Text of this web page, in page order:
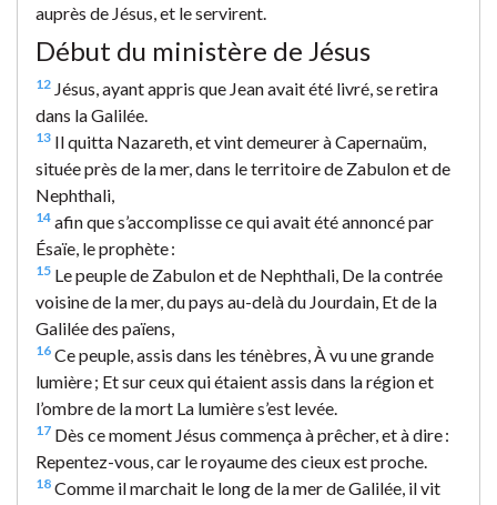
auprès de Jésus, et le servirent.
Début du ministère de Jésus
12 Jésus, ayant appris que Jean avait été livré, se retira
dans la Galilée.
13 Il quitta Nazareth, et vint demeurer à Capernaüm,
située près de la mer, dans le territoire de Zabulon et de
Nephthali,
14 afin que s’accomplisse ce qui avait été annoncé par
Ésaïe, le prophète :
15 Le peuple de Zabulon et de Nephthali, De la contrée
voisine de la mer, du pays au-delà du Jourdain, Et de la
Galilée des païens,
16 Ce peuple, assis dans les ténèbres, À vu une grande
lumière ; Et sur ceux qui étaient assis dans la région et
l’ombre de la mort La lumière s’est levée.
17 Dès ce moment Jésus commença à prêcher, et à dire :
Repentez-vous, car le royaume des cieux est proche.
18 Comme il marchait le long de la mer de Galilée, il vit